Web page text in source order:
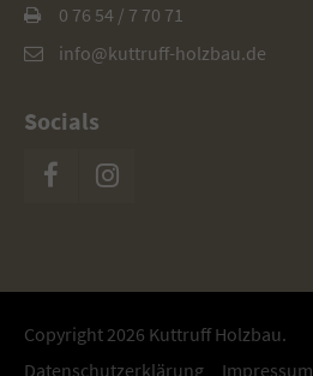
0 76 54 / 7 70 71
info@kuttruff-holzbau.de
Socials
Copyright 2026 Kuttruff Holzbau.
Datenschutzerklärung
Impressum